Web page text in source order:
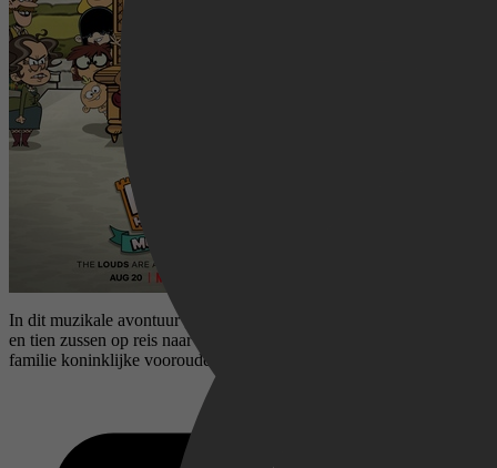
In dit muzikale avontuur gaat Lincoln Herrie samen met zijn ouders
en tien zussen op reis naar Schotland. Daar ontdekt hij dat zijn
familie koninklijke voorouders heeft.